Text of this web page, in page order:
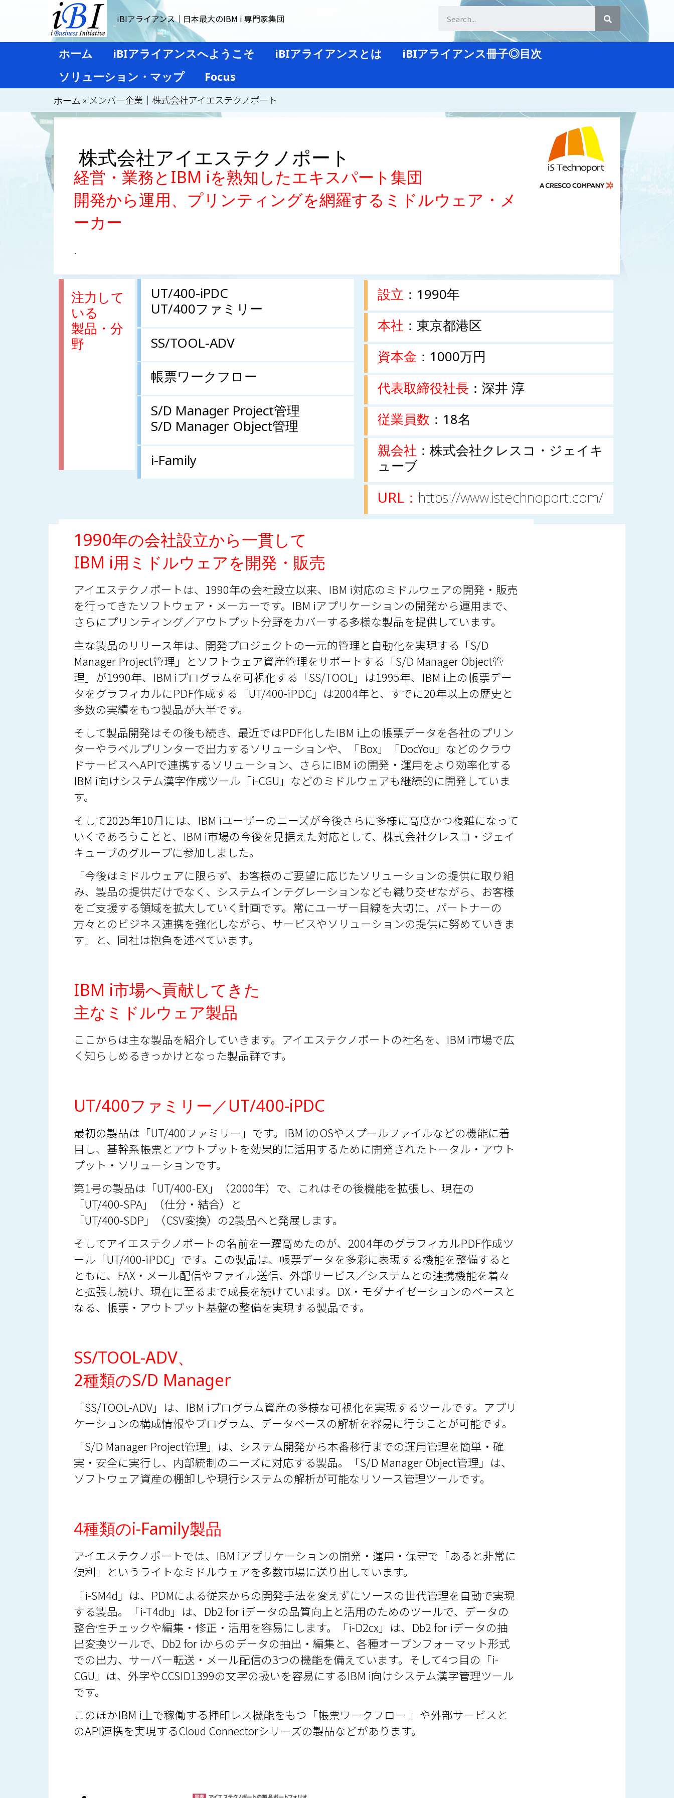
iBIアライアンス｜日本最大のIBM i 専門家集団
ホーム iBIアライアンスへようこそ iBIアライアンスとは
iBIアライアンス冊子◎目次
ソリューション・マップ
Focus
ホーム » メンバー企業｜株式会社アイエステクノポート
株式会社アイエステクノポート
経営・業務とIBM iを熟知したエキスパート集団
開発から運用、プリンティングを網羅するミドルウェア・メ
ーカー
.
注力して
いる
製品・分
野
UT/400-iPDC
UT/400ファミリー
SS/TOOL-ADV
帳票ワークフロー
S/D Manager Project管理
S/D Manager Object管理
i-Family
設立 ：1990年
本社 ：東京都港区
資本金 ：1000万円
代表取締役社長 ：深井 淳
従業員数 ：18名
親会社 ：株式会社クレスコ・ジェイキ
ューブ
URL ： https://www.istechnoport.com/
1990年の会社設立から一貫して
IBM i用ミドルウェアを開発・販売
アイエステクノポートは、1990年の会社設立以来、IBM i対応のミドルウェアの開発・販売
を行ってきたソフトウェア・メーカーです。IBM iアプリケーションの開発から運用まで、
さらにプリンティング／アウトプット分野をカバーする多様な製品を提供しています。
主な製品のリリース年は、開発プロジェクトの一元的管理と自動化を実現する「S/D
Manager Project管理」とソフトウェア資産管理をサポートする「S/D Manager Object管
理」が1990年、IBM iプログラムを可視化する「SS/TOOL」は1995年、IBM i上の帳票デー
タをグラフィカルにPDF作成する「UT/400-iPDC」は2004年と、すでに20年以上の歴史と
多数の実績をもつ製品が大半です。
そして製品開発はその後も続き、最近ではPDF化したIBM i上の帳票データを各社のプリン
ターやラベルプリンターで出力するソリューションや、「Box」「DocYou」などのクラウ
ドサービスへAPIで連携するソリューション、さらにIBM iの開発・運用をより効率化する
IBM i向けシステム漢字作成ツール「i-CGU」などのミドルウェアも継続的に開発していま
す。
そして2025年10月には、IBM iユーザーのニーズが今後さらに多様に高度かつ複雑になって
いくであろうことと、IBM i市場の今後を見据えた対応として、株式会社クレスコ・ジェイ
キューブのグループに参加しました。
「今後はミドルウェアに限らず、お客様のご要望に応じたソリューションの提供に取り組
み、製品の提供だけでなく、システムインテグレーションなども織り交ぜながら、お客様
をご支援する領域を拡大していく計画です。常にユーザー目線を大切に、パートナーの
方々とのビジネス連携を強化しながら、サービスやソリューションの提供に努めていきま
す」と、同社は抱負を述べています。
IBM i市場へ貢献してきた
主なミドルウェア製品
ここからは主な製品を紹介していきます。アイエステクノポートの社名を、IBM i市場で広
く知らしめるきっかけとなった製品群です。
UT/400ファミリー／UT/400-iPDC
最初の製品は「UT/400ファミリー」です。IBM iのOSやスプールファイルなどの機能に着
目し、基幹系帳票とアウトプットを効果的に活用するために開発されたトータル・アウト
プット・ソリューションです。
第1号の製品は「UT/400-EX」（2000年）で、これはその後機能を拡張し、現在の
「UT/400-SPA」（仕分・結合）と
「UT/400-SDP」（CSV変換）の2製品へと発展します。
そしてアイエステクノポートの名前を一躍高めたのが、2004年のグラフィカルPDF作成ツ
ール「UT/400-iPDC」です。この製品は、帳票データを多彩に表現する機能を整備すると
ともに、FAX・メール配信やファイル送信、外部サービス／システムとの連携機能を着々
と拡張し続け、現在に至るまで成長を続けています。DX・モダナイゼーションのベースと
なる、帳票・アウトプット基盤の整備を実現する製品です。
SS/TOOL-ADV、
2種類のS/D Manager
「SS/TOOL-ADV」は、IBM iプログラム資産の多様な可視化を実現するツールです。アプリ
ケーションの構成情報やプログラム、データベースの解析を容易に行うことが可能です。
「S/D Manager Project管理」は、システム開発から本番移行までの運用管理を簡単・確
実・安全に実行し、内部統制のニーズに対応する製品。「S/D Manager Object管理」は、
ソフトウェア資産の棚卸しや現行システムの解析が可能なリソース管理ツールです。
4種類のi-Family製品
アイエステクノポートでは、IBM iアプリケーションの開発・運用・保守で「あると非常に
便利」というライトなミドルウェアを多数市場に送り出しています。
「i-SM4d」は、PDMによる従来からの開発手法を変えずにソースの世代管理を自動で実現
する製品。「i-T4db」は、Db2 for iデータの品質向上と活用のためのツールで、データの
整合性チェックや編集・修正・活用を容易にします。「i-D2cx」は、Db2 for iデータの抽
出変換ツールで、Db2 for iからのデータの抽出・編集と、各種オープンフォーマット形式
での出力、サーバー転送・メール配信の3つの機能を備えています。そして4つ目の「i-
CGU」は、外字やCCSID1399の文字の扱いを容易にするIBM i向けシステム漢字管理ツール
です。
このほかIBM i上で稼働する押印レス機能をもつ「帳票ワークフロー 」や外部サービスと
のAPI連携を実現するCloud Connectorシリーズの製品などがあります。